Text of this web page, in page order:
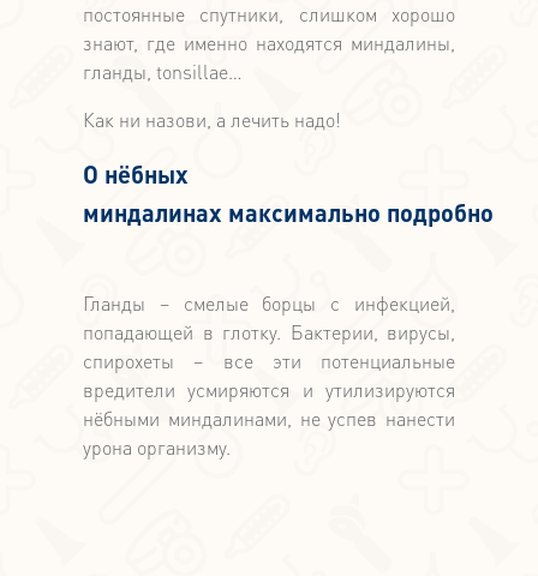
постоянные спутники, слишком хорошо
знают, где именно находятся миндалины,
гланды, tonsillae…
Как ни назови, а лечить надо!
О нёбных
миндалинах максимально подробно
Гланды – смелые борцы с инфекцией,
попадающей в глотку. Бактерии, вирусы,
спирохеты – все эти потенциальные
вредители усмиряются и утилизируются
нёбными миндалинами, не успев нанести
урона организму.